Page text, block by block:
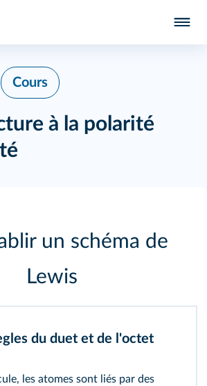
Cours
à la polarité
un schéma de
Lewis
du duet et de l'octet
les atomes sont liés par des